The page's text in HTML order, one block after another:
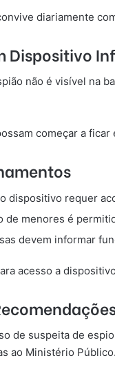
diariamente
Dispositivo
não é visível na
começar a
dispositivo requer
de menores é
devem informar
acesso a
de suspeita de
ao Ministério Público.